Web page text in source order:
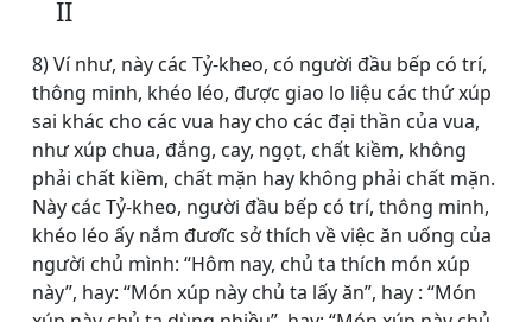
II
8) Ví như, này các Tỷ-kheo, có người đầu bếp có trí,
thông minh, khéo léo, được giao lo liệu các thứ xúp
sai khác cho các vua hay cho các đại thần của vua,
như xúp chua, đắng, cay, ngọt, chất kiềm, không
phải chất kiềm, chất mặn hay không phải chất mặn.
Này các Tỷ-kheo, người đầu bếp có trí, thông minh,
khéo léo ấy nắm đươĩc sở thích về việc ăn uống của
người chủ mình: “Hôm nay, chủ ta thích món xúp
này”, hay: “Món xúp này chủ ta lấy ăn”, hay : “Món